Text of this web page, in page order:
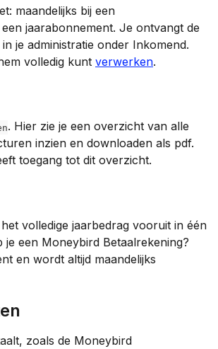
maandelijks bij een
jaarabonnement. Je ontvangt de
je administratie onder Inkomend.
volledig kunt verwerken.
. Hier zie je een overzicht van alle
inzien en downloaden als pdf.
toegang tot dit overzicht.
volledige jaarbedrag vooruit in één
een Moneybird Betaalrekening?
en wordt altijd maandelijks
zoals de Moneybird